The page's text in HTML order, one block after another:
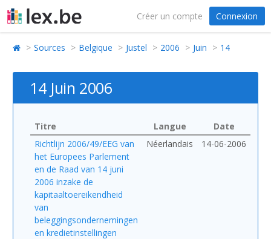
Créer un compte Connexion
Sources Belgique Justel 2006 Juin 14
14 Juin 2006
Titre Langue
Date
Richtlijn 2006/49/EEG van
het Europees Parlement
en de Raad van 14 juni
2006 inzake de
kapitaaltoereikendheid
van
beleggingsondernemingen
en kredietinstellingen
Néerlandais 14-06-2006